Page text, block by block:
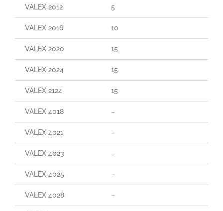
VALEX 2012 5
VALEX 2016 10
VALEX 2020 15
VALEX 2024 15
VALEX 2124 15
VALEX 4018 –
VALEX 4021 –
VALEX 4023 –
VALEX 4025 –
VALEX 4028 –